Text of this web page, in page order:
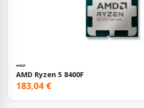
AMD Ryzen 5 8400F
183,04 €